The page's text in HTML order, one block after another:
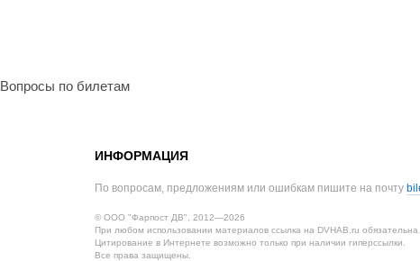
Вопросы по билетам
ИНФОРМАЦИЯ
По вопросам, предложениям или ошибкам пишите на почту
© ООО "Фарпост ДВ", 2012—2026
При любом использовании материалов ссылка на DVHAB.ru обязательна.
Цитирование в Интернете возможно только при наличии гиперссылки.
Все права защищены.